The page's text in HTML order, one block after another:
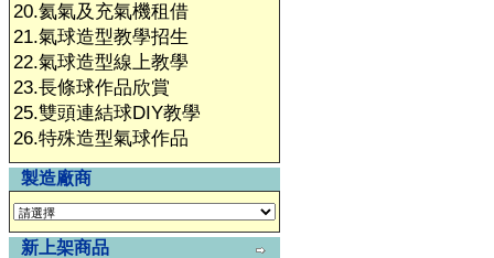
20.氦氣及充氣機租借
21.氣球造型教學招生
22.氣球造型線上教學
23.長條球作品欣賞
25.雙頭連結球DIY教學
26.特殊造型氣球作品
製造廠商
新上架商品